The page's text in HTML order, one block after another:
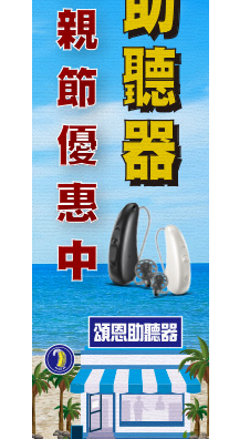
【HitFm正在進行】
(花東)
Hito放輕鬆
【Next】
(聯播)週六 HIT DJ